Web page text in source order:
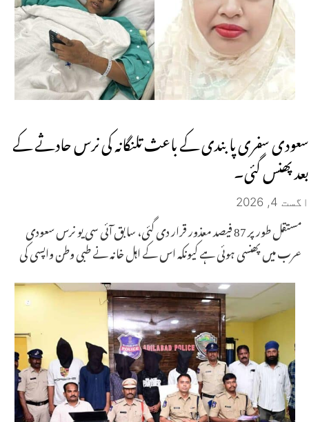
سعودی سفری پابندی کے باعث تلنگانہ کی نرس حادثے کے
بعد پھنس گئی۔
اگست 4, 2026
مستقل طور پر 87 فیصد معذور قرار دی گئی، سابق آئی سی یو نرس سعودی
عرب میں پھنسی ہوئی ہے کیونکہ اس کے اہل خانہ نے طبی وطن واپسی کی